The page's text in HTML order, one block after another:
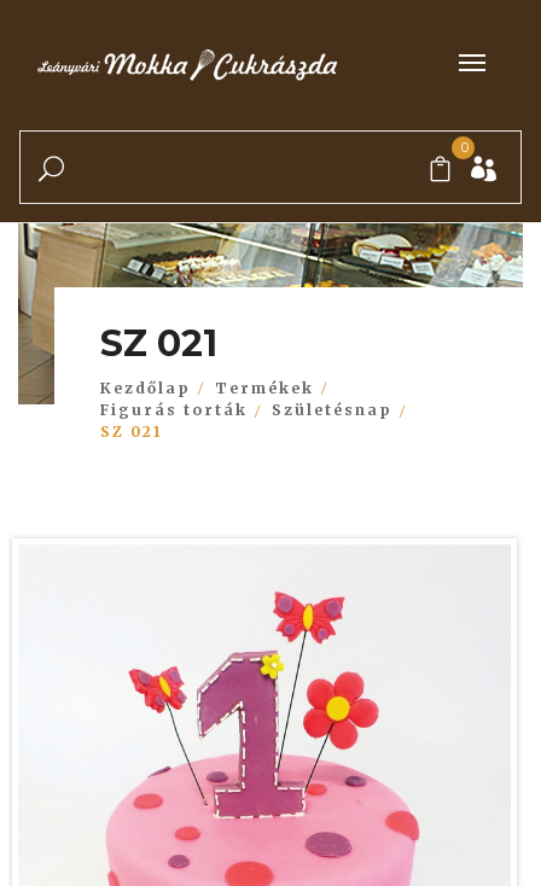
0
SZ 021
Kezdőlap
Termékek
Figurás torták
Születésnap
SZ 021